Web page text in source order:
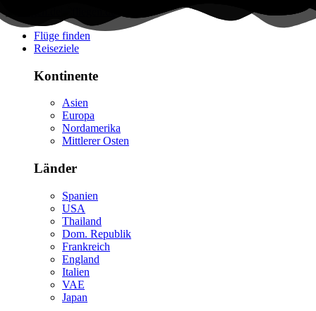
Flüge finden
Reiseziele
Kontinente
Asien
Europa
Nordamerika
Mittlerer Osten
Länder
Spanien
USA
Thailand
Dom. Republik
Frankreich
England
Italien
VAE
Japan